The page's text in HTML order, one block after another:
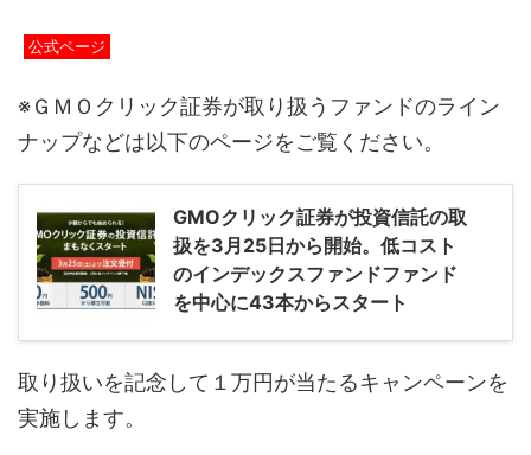
公式ページ
※ＧＭＯクリック証券が取り扱うファンドのライン
ナップなどは以下のページをご覧ください。
GMOクリック証券が投資信託の取
扱を3月25日から開始。低コスト
のインデックスファンドファンド
を中心に43本からスタート
取り扱いを記念して１万円が当たるキャンペーンを
実施します。